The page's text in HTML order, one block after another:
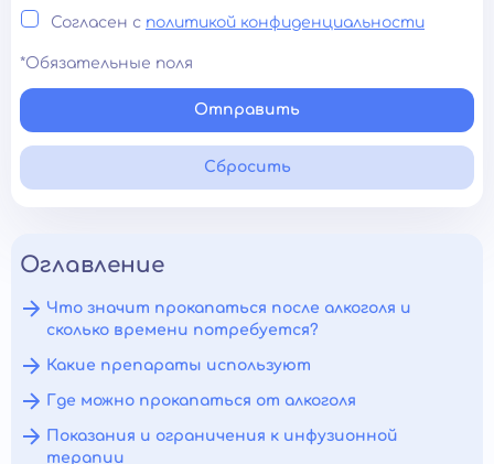
Согласен с политикой конфиденциальности
*Обязательные поля
Отправить
Сбросить
Оглавление
Что значит прокапаться после алкоголя и
сколько времени потребуется?
Какие препараты используют
Где можно прокапаться от алкоголя
Показания и ограничения к инфузионной
терапии